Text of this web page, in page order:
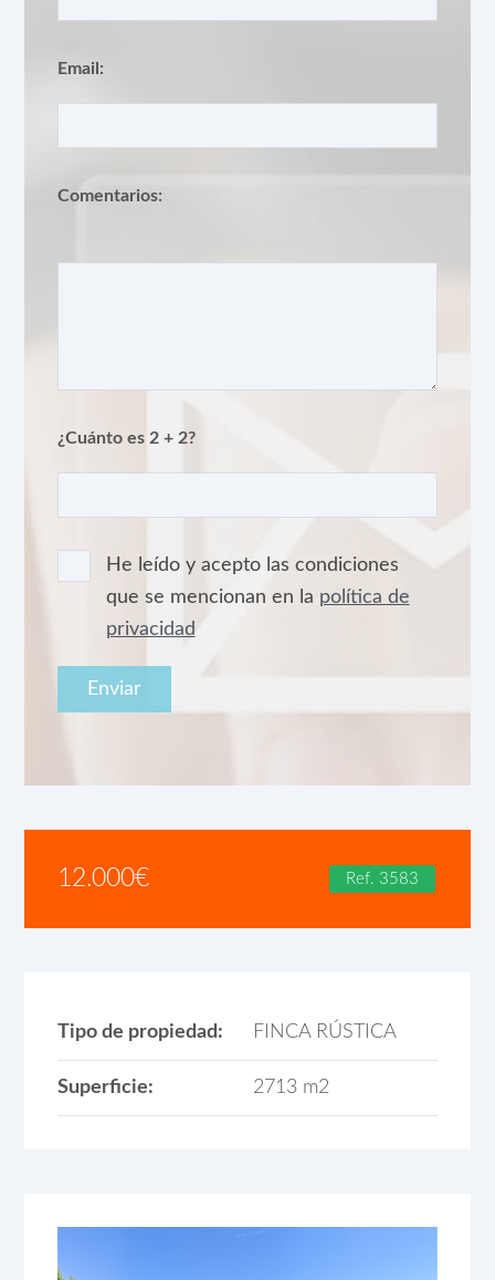
Email:
Comentarios:
¿Cuánto es 2 + 2?
He leído y acepto las condiciones
que se mencionan en la política de
privacidad
12.000€ Ref. 3583
Tipo de propiedad: FINCA RÚSTICA
Superficie: 2713 m2